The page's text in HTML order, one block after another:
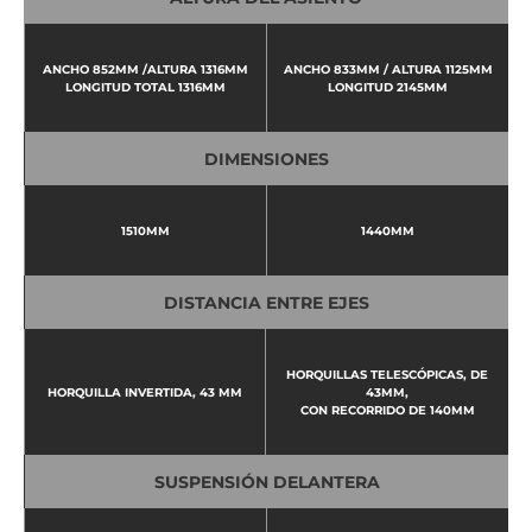
ANCHO 852MM /ALTURA 1316MM
LONGITUD TOTAL 1316MM
ANCHO 833MM / ALTURA 1125MM
LONGITUD 2145MM
DIMENSIONES
1510MM 1440MM
DISTANCIA ENTRE EJES
HORQUILLA INVERTIDA, 43 MM
HORQUILLAS TELESCÓPICAS, DE
43MM,
CON RECORRIDO DE 140MM
SUSPENSIÓN DELANTERA